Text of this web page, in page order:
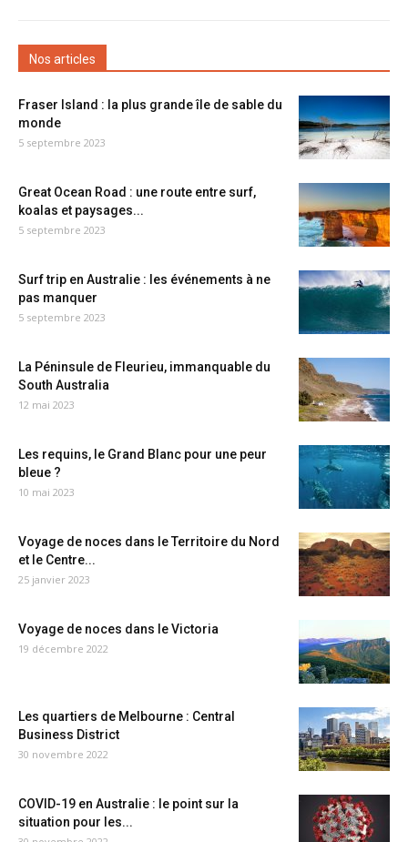
Nos articles
Fraser Island : la plus grande île de sable du
monde
5 septembre 2023
Great Ocean Road : une route entre surf,
koalas et paysages...
5 septembre 2023
Surf trip en Australie : les événements à ne
pas manquer
5 septembre 2023
La Péninsule de Fleurieu, immanquable du
South Australia
12 mai 2023
Les requins, le Grand Blanc pour une peur
bleue ?
10 mai 2023
Voyage de noces dans le Territoire du Nord
et le Centre...
25 janvier 2023
Voyage de noces dans le Victoria
19 décembre 2022
Les quartiers de Melbourne : Central
Business District
30 novembre 2022
COVID-19 en Australie : le point sur la
situation pour les...